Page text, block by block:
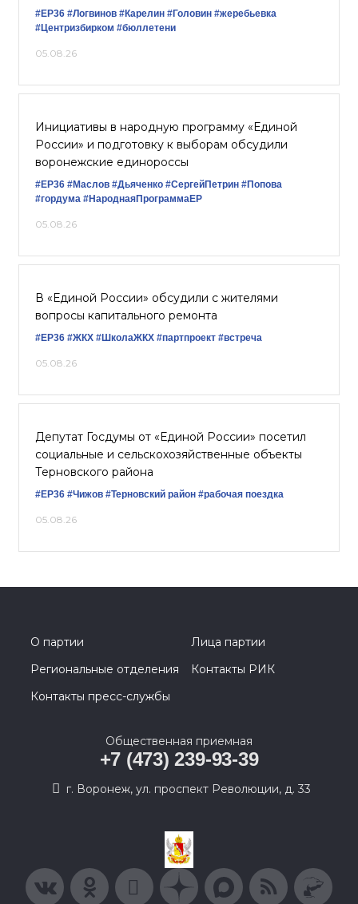
#ЕР36 #Логвинов #Карелин #Головин #жеребьевка
#Центризбирком #бюллетени
05.08.26
Инициативы в народную программу «Единой
России» и подготовку к выборам обсудили
воронежские единороссы
#ЕР36 #Маслов #Дьяченко #СергейПетрин #Попова
#гордума #НароднаяПрограммаЕР
05.08.26
В «Единой России» обсудили с жителями
вопросы капитального ремонта
#ЕР36 #ЖКХ #ШколаЖКХ #партпроект #встреча
05.08.26
Депутат Госдумы от «Единой России» посетил
социальные и сельскохозяйственные объекты
Терновского района
#ЕР36 #Чижов #Терновский район #рабочая поездка
05.08.26
О партии
Лица партии
Региональные отделения
Контакты РИК
Контакты пресс-службы
Общественная приемная
+7 (473) 239-93-39
г. Воронеж, ул. проспект Революции, д. 33